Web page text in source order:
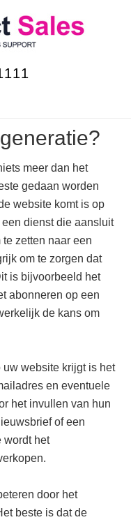
meer dan het
gedaan worden
website komt is op
dienst die aansluit
zetten naar een
om te zorgen dat
is bijvoorbeeld het
abonneren op een
de kans om
website krijgt is het
en eventuele
het invullen van hun
of een
wordt het
door het
beste is dat de